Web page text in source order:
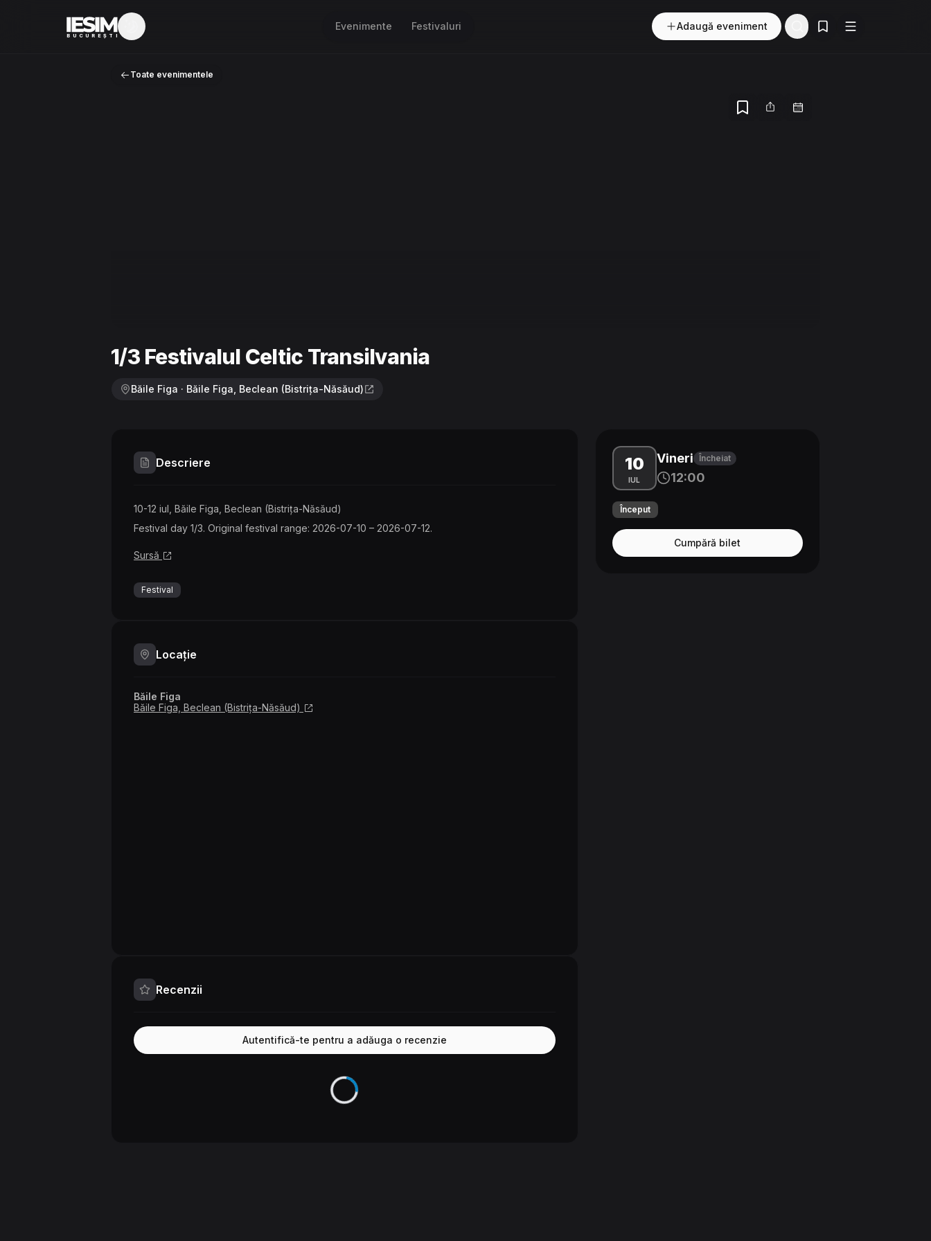
BUCUREȘTI Mod întunecat
Evenimente Festivaluri Adaugă eveniment
Evenimente salvate
Buton
Toate evenimentele
1/3 Festivalul Celtic Transilvania
Băile Figa · Băile Figa, Beclean (Bistrița-Năsăud)
Descriere
10-12 iul, Băile Figa, Beclean (Bistrița-Năsăud)
Festival day 1/3. Original festival range: 2026-07-10 – 2026-07-12.
Sursă
Festival
Locație
Băile Figa
Băile Figa, Beclean (Bistrița-Năsăud)
Recenzii
Autentifică-te pentru a adăuga o recenzie
Se încarcă...
10
IUL
Vineri Încheiat
12:00
Început
Cumpără bilet